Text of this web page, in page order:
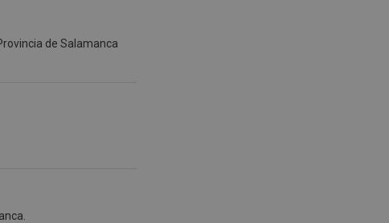
de Salamanca